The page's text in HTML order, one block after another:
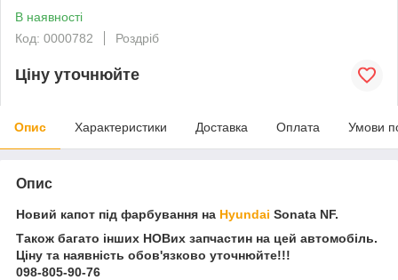
В наявності
Код: 0000782
Роздріб
Ціну уточнюйте
Опис Характеристики Доставка Оплата Умови
Опис
Новий капот під фарбування на Hyundai Sonata NF.
Також багато інших НОВих запчастин на цей автомобіль.
Ціну та наявність обов'язково уточнюйте!!!
098-805-90-76